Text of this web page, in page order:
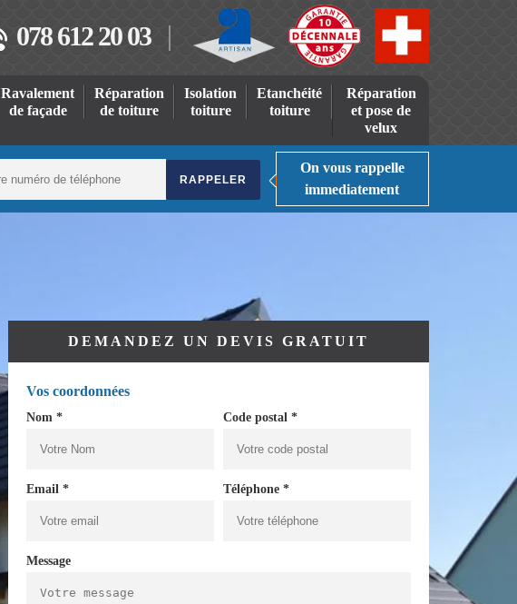
078 612 20 03
Ravalement
de façade
Réparation
de toiture
Isolation
toiture
Etanchéité
toiture
Réparation
et pose de
velux
On vous rappelle
immediatement
DEMANDEZ UN DEVIS GRATUIT
Vos coordonnées
Nom * Code postal *
Email * Téléphone *
Message